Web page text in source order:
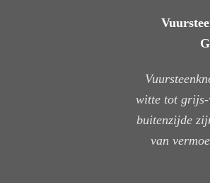
witte tot
buitenzijde
van